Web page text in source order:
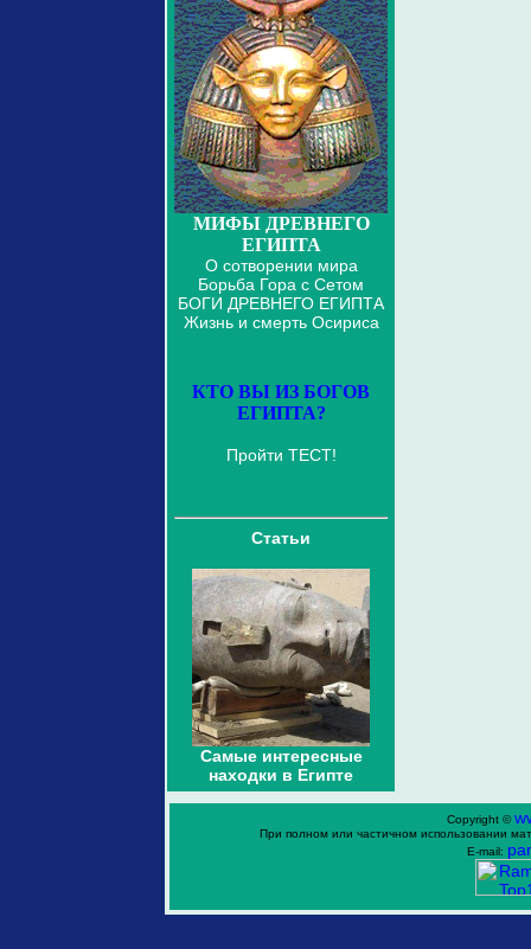
МИФЫ ДРЕВНЕГО
ЕГИПТА
О сотворении мира
Борьба Гора с Сетом
БОГИ ДРЕВНЕГО ЕГИПТА
Жизнь и смерть Осириса
КТО ВЫ ИЗ БОГОВ
ЕГИПТА?
Пройти ТЕСТ!
Статьи
Самые интересные
находки в Египте
Copyright ©
При полном или частичном использовании
E-mail: